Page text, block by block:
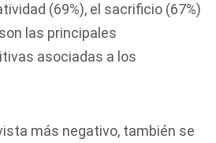
(69%), el sacrificio (67%)
las principales
asociadas a los
más negativo, también se